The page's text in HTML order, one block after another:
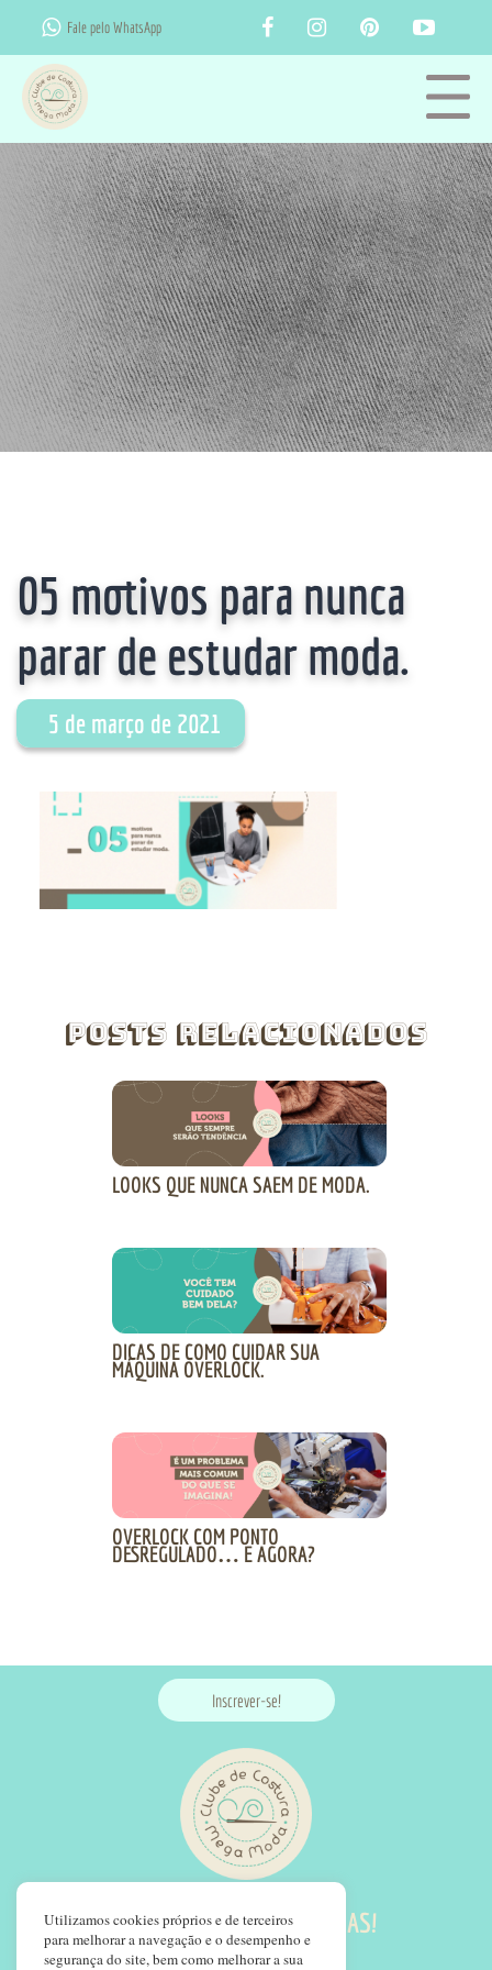
Fale pelo WhatsApp
05 motivos para nunca
parar de estudar moda.
5 de março de 2021
Posts Relacionados
LOOKS QUE NUNCA SAEM DE MODA.
DICAS DE COMO CUIDAR SUA
MÁQUINA OVERLOCK.
OVERLOCK COM PONTO
DESREGULADO… E AGORA?
Inscrever-se!
SIGA NOSSAS REDES SOCIAS!
Utilizamos cookies próprios e de terceiros
para melhorar a navegação e o desempenho e
segurança do site, bem como melhorar a sua